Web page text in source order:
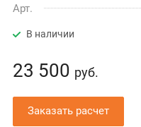
Арт.
В наличии
23 500 руб.
Заказать расчет